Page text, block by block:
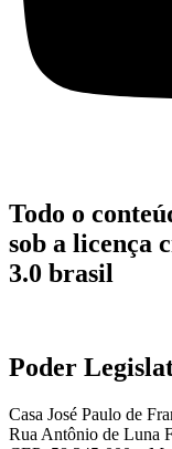
Todo o
sob a licença
3.0 brasil
Poder
Casa José Paulo de
Rua Antônio de Luna